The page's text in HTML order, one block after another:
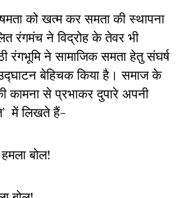
को खत्म कर समता की स्थापना
रंगमंच ने विद्रोह के तेवर भी
रंगभूमि ने सामाजिक समता हेतु संघर्ष
बेहिचक किया है। समाज के
कामना से प्रभाकर दुपारे अपनी
में लिखते हैं-
बोल!